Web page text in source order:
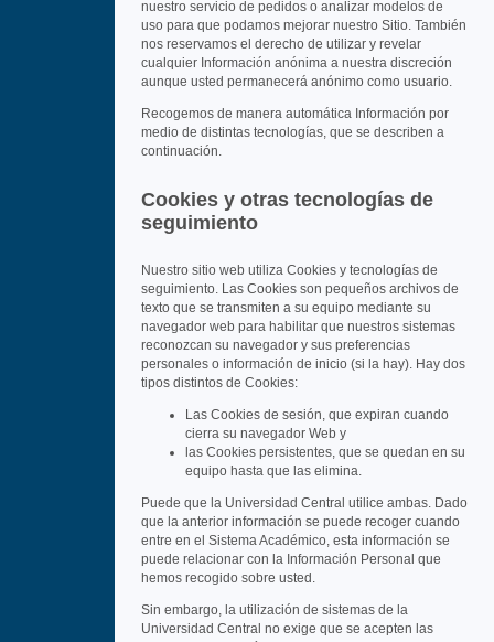
nuestro servicio de pedidos o analizar modelos de
uso para que podamos mejorar nuestro Sitio. También
nos reservamos el derecho de utilizar y revelar
cualquier Información anónima a nuestra discreción
aunque usted permanecerá anónimo como usuario.
Recogemos de manera automática Información por
medio de distintas tecnologías, que se describen a
continuación.
Cookies y otras tecnologías de
seguimiento
Nuestro sitio web utiliza Cookies y tecnologías de
seguimiento. Las Cookies son pequeños archivos de
texto que se transmiten a su equipo mediante su
navegador web para habilitar que nuestros sistemas
reconozcan su navegador y sus preferencias
personales o información de inicio (si la hay). Hay dos
tipos distintos de Cookies:
Las Cookies de sesión, que expiran cuando
cierra su navegador Web y
las Cookies persistentes, que se quedan en su
equipo hasta que las elimina.
Puede que la Universidad Central utilice ambas. Dado
que la anterior información se puede recoger cuando
entre en el Sistema Académico, esta información se
puede relacionar con la Información Personal que
hemos recogido sobre usted.
Sin embargo, la utilización de sistemas de la
Universidad Central no exige que se acepten las